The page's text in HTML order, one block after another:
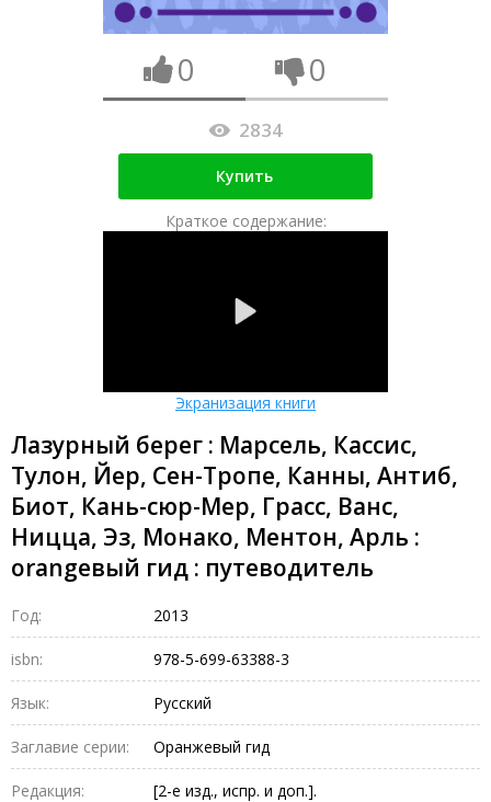
0 0
2834
Купить
Краткое содержание:
Экранизация книги
Лазурный берег : Марсель, Кассис,
Тулон, Йер, Сен-Тропе, Канны, Антиб,
Биот, Кань-сюр-Мер, Грасс, Ванс,
Ницца, Эз, Монако, Ментон, Арль :
orangевый гид : путеводитель
Год: 2013
isbn: 978-5-699-63388-3
Язык: Русский
Заглавие серии: Оранжевый гид
Редакция: [2-е изд., испр. и доп.].